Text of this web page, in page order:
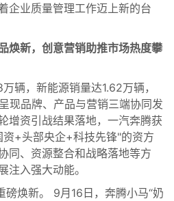
企业质量管理工作迈上新的台
焕新，创意营销助推市场热度攀
辆，新能源销量达1.62万辆，
现品牌、产品与营销三端协同发
增资引战结果落地，一汽奔腾获
+头部央企+科技先锋"的资方
同、资源整合和战略落地等方
注入强大动能。
磅焕新。 9月16日，奔腾小马“奶